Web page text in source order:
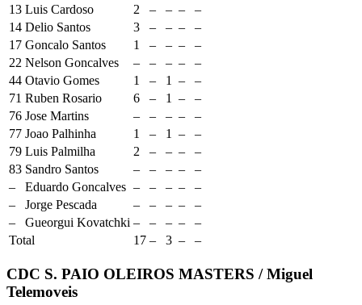
13 Luis Cardoso 2 – – –
–
14 Delio Santos 3 – – –
–
17 Goncalo Santos 1 – – –
–
22 Nelson Goncalves – – – –
–
44 Otavio Gomes 1 – 1 –
–
71 Ruben Rosario 6 – 1 –
–
76 Jose Martins – – – –
–
77 Joao Palhinha 1 – 1 –
–
79 Luis Palmilha 2 – – –
–
83 Sandro Santos – – – –
–
–
Eduardo Goncalves – – – –
–
–
Jorge Pescada – – – –
–
–
Gueorgui Kovatchki – – – –
–
Total
17 – 3 – –
CDC S. PAIO OLEIROS MASTERS / Miguel
Telemoveis